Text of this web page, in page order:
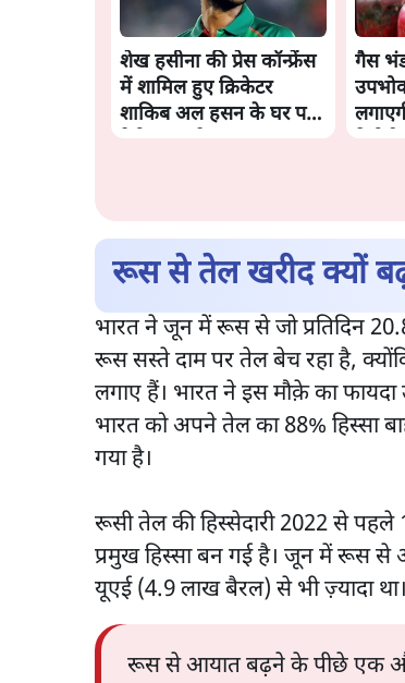
शेख हसीना की प्रेस कॉन्फ्रेंस
में शामिल हुए क्रिकेटर
शाकिब अल हसन के घर पर
गैस
रूस से तेल खरीद क्यों
भारत ने जून में रूस से जो प्रतिदिन
रूस सस्ते दाम पर तेल बेच रहा है,
लगाए हैं। भारत ने इस मौक़े का
भारत को अपने तेल का 88% हिस्सा
गया है।
रूसी तेल की हिस्सेदारी 2022 से
प्रमुख हिस्सा बन गई है। जून में रूस
यूएई (4.9 लाख बैरल) से भी ज़्यादा था।
रूस से आयात बढ़ने के पीछे एक और